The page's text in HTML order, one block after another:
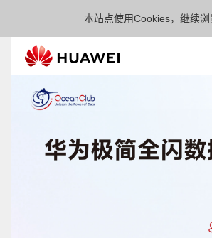
本站点使用Cookies，继续